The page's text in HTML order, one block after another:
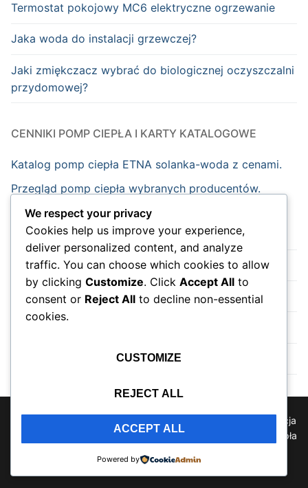
Termostat pokojowy MC6 elektryczne ogrzewanie
Jaka woda do instalacji grzewczej?
Jaki zmiękczacz wybrać do biologicznej oczyszczalni
przydomowej?
CENNIKI POMP CIEPŁA I KARTY KATALOGOWE
Katalog pomp ciepła ETNA solanka-woda z cenami.
Przegląd pomp ciepła wybranych producentów.
Strona główna
Nowości
Wydarzenia
Instalacja pompy ciepła
Prawa autorskie © 2026 Pompy ciepła,klimatyzacja,wentylacja
informacje, forum, blogi, komentarze, opinie, jaką pompę ciepła
Wspierany przezCustomify
We respect your privacy
Cookies help us improve your experience,
deliver personalized content, and analyze
traffic. You can choose which cookies to allow
by clicking Customize. Click Accept All to
consent or Reject All to decline non-essential
cookies.
CUSTOMIZE
REJECT ALL
ACCEPT ALL
Powered by